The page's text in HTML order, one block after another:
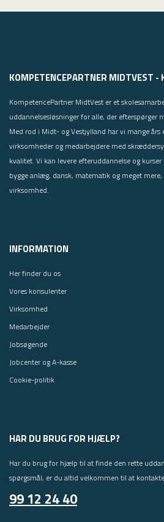
KOMPETENCEPARTNER MIDTVEST -
KompetencePartner MidtVest er et
uddannelsesløsninger for alle, der efterspørger
Med rod i Midt- og Vestjylland har vi mange
virksomheder og medarbejdere med
kvalitet. Vi kan levere efteruddannelse og
bygge anlæg, dansk, matematik og meget
virksomhed.
INFORMATION
Her finder du os
Vores konsulenter
Virksomhed
Medarbejder
Jobsøgende
Jobcenter og A-kasse
Cookie-politik
HAR DU BRUG FOR HJÆLP?
Har du brug for hjælp til at finde den rette
spørgsmål, er du altid velkommen til at
99 12 24 40